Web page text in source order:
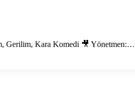
Gerilim, Kara Komedi 🎥 Yönetmen:…